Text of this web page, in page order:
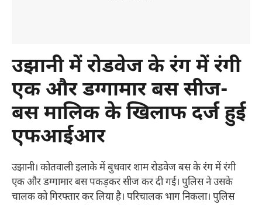
उझानी में रोडवेज के रंग में रंगी
एक और डग्गामार बस सीज-
बस मालिक के खिलाफ दर्ज हुई
एफआईआर
उझानी। कोतवाली इलाके में बुधवार शाम रोडवेज बस के रंग में रंगी
एक और डग्गामार बस पकड़कर सीज कर दी गई। पुलिस ने उसके
चालक को गिरफ्तार कर लिया है। परिचालक भाग निकला। पुलिस